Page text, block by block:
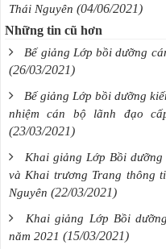
Thái Nguyên (04/06/2021)
Những tin cũ hơn
Bế giảng Lớp bồi dưỡng
(26/03/2021)
Bế giảng Lớp bồi dưỡng
nhiệm cán bộ lãnh đạo
(23/03/2021)
Khai giảng Lớp Bồi dưỡng
và Khai trương Trang thông
Nguyên (22/03/2021)
Khai giảng Lớp Bồi
năm 2021 (15/03/2021)